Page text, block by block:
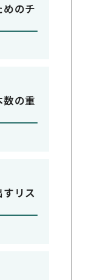
のチ
の重
リス